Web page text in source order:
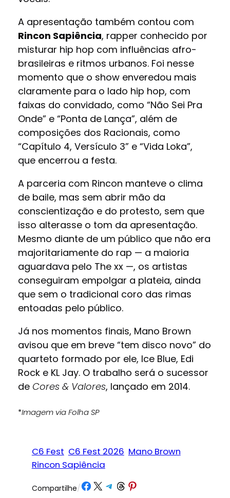
A apresentação também contou com
Rincon Sapiência, rapper conhecido por
misturar hip hop com influências afro-
brasileiras e ritmos urbanos. Foi nesse
momento que o show enveredou mais
claramente para o lado hip hop, com
faixas do convidado, como “Não Sei Pra
Onde” e “Ponta de Lança”, além de
composições dos Racionais, como
“Capítulo 4, Versículo 3” e “Vida Loka”,
que encerrou a festa.
A parceria com Rincon manteve o clima
de baile, mas sem abrir mão da
conscientização e do protesto, sem que
isso alterasse o tom da apresentação.
Mesmo diante de um público que não era
majoritariamente do rap — a maioria
aguardava pelo The xx —, os artistas
conseguiram empolgar a plateia, ainda
que sem o tradicional coro das rimas
entoadas pelo público.
Já nos momentos finais, Mano Brown
avisou que em breve “tem disco novo” do
quarteto formado por ele, Ice Blue, Edi
Rock e KL Jay. O trabalho será o sucessor
de Cores & Valores, lançado em 2014.
*Imagem via Folha SP
C6 Fest C6 Fest 2026 Mano Brown
Rincon Sapiência
Compartilhe/Share on Facebook
Share on X Share on Telegram
Share on Threads
Share on Pinterest